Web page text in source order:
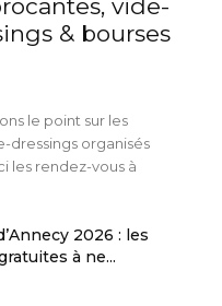
vide-
& bourses
le point sur les
dressings organisés
les rendez-vous à
2026 : les
à ne...